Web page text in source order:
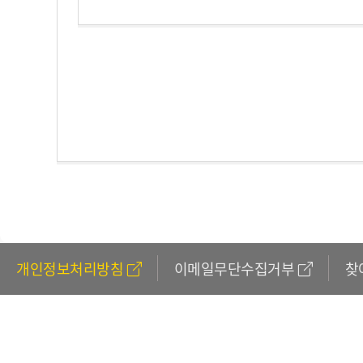
개인정보처리방침 이메일무단수집거부 찾